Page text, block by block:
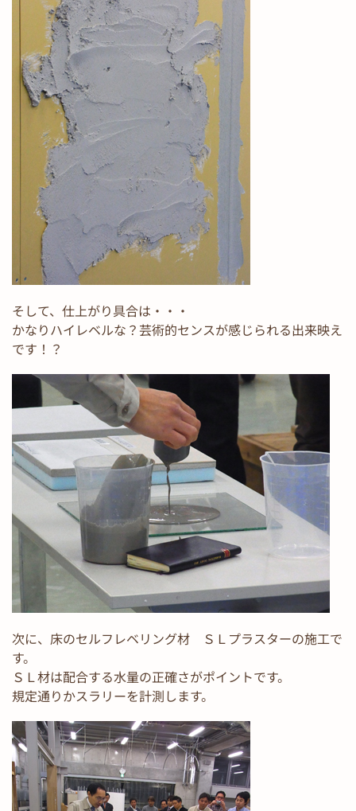
そして、仕上がり具合は・・・
かなりハイレベルな？芸術的センスが感じられる出来映え
です！？
次に、床のセルフレベリング材 ＳＬプラスターの施工で
す。
ＳＬ材は配合する水量の正確さがポイントです。
規定通りかスラリーを計測します。